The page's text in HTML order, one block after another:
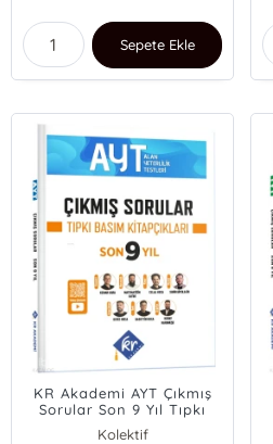
Sepete Ekle
KR Akademi AYT Çıkmış
Sorular Son 9 Yıl Tıpkı
Basım Kitapçıkları
Kolektif